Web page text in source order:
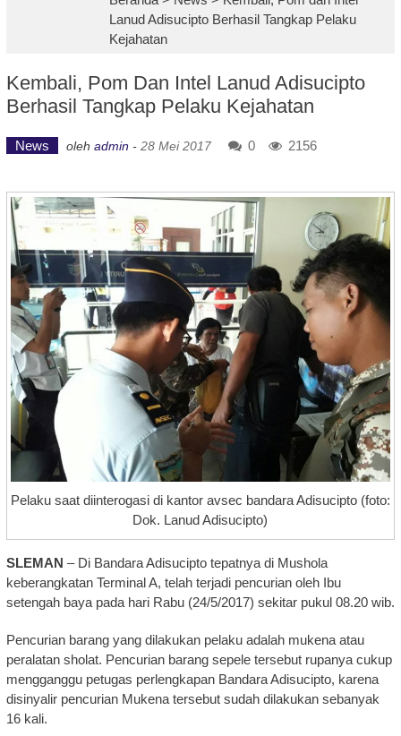
Lanud Adisucipto Berhasil Tangkap Pelaku
Kejahatan
Kembali, Pom Dan Intel Lanud Adisucipto
Berhasil Tangkap Pelaku Kejahatan
News oleh admin - 28 Mei 2017 0 2156
Pelaku saat diinterogasi di kantor avsec bandara Adisucipto (foto:
Dok. Lanud Adisucipto)
SLEMAN – Di Bandara Adisucipto tepatnya di Mushola
keberangkatan Terminal A, telah terjadi pencurian oleh Ibu
setengah baya pada hari Rabu (24/5/2017) sekitar pukul 08.20 wib.
Pencurian barang yang dilakukan pelaku adalah mukena atau
peralatan sholat. Pencurian barang sepele tersebut rupanya cukup
mengganggu petugas perlengkapan Bandara Adisucipto, karena
disinyalir pencurian Mukena tersebut sudah dilakukan sebanyak
16 kali.